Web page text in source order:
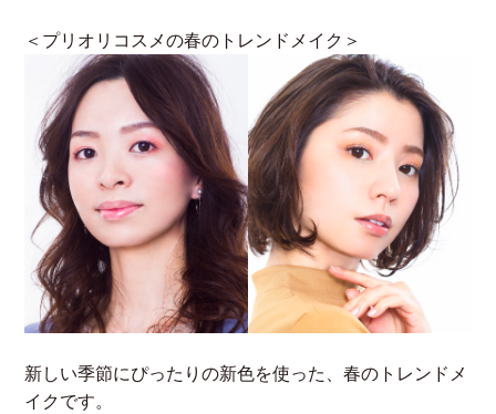
＜プリオリコスメの春のトレンドメイク＞
新しい季節にぴったりの新色を使った、春のトレンドメ
イクです。